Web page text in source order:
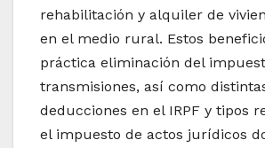
rehabilitación y alquiler de
en el medio rural. Estos
práctica eliminación del
transmisiones, así como
deducciones en el IRPF y tipos
el impuesto de actos jurídicos